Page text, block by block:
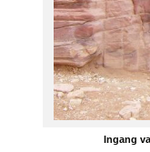
Ingang